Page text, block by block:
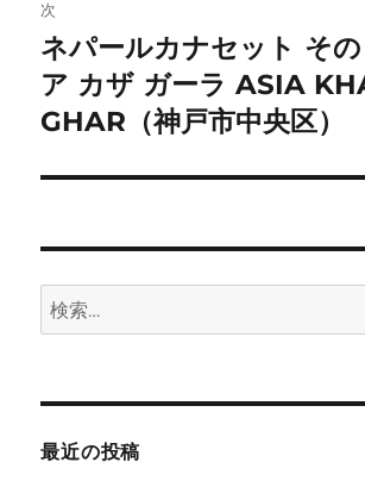
ー
シ
ョ
ン
次
次
の
投
ネパールカナセット そ
ア カザ ガーラ ASIA
GHAR（神戸市中央区）
検
索:
最近の投稿